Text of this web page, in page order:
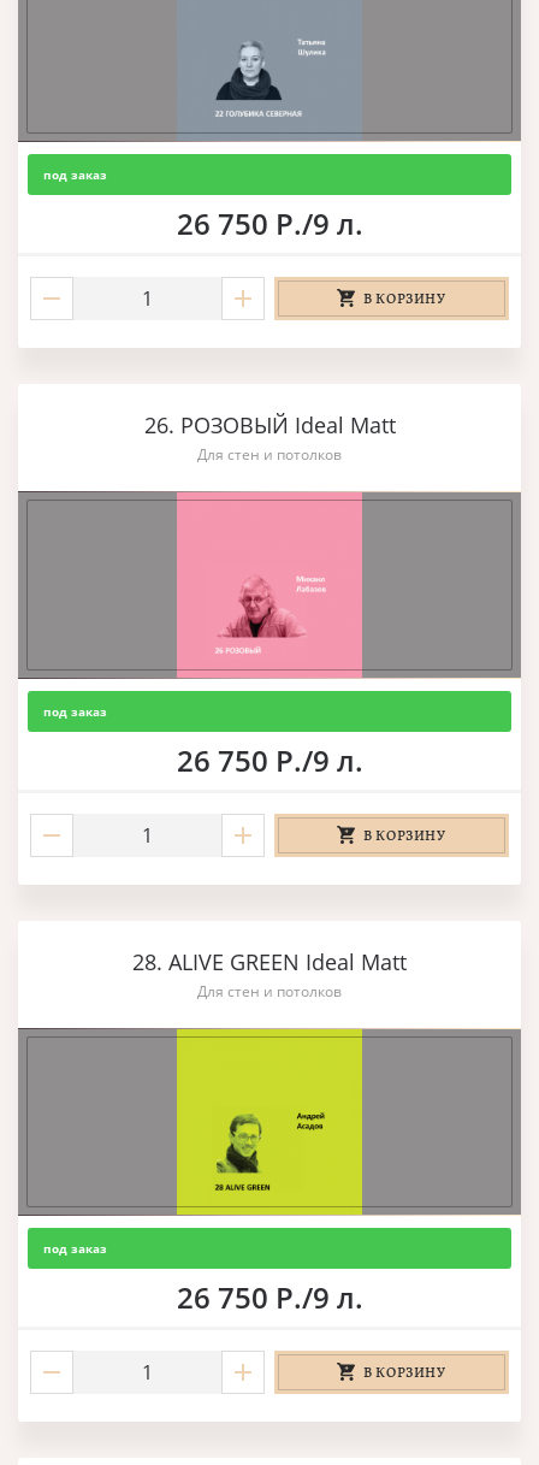
под заказ
26 750 Р./9 л.
В КОРЗИНУ
26. РОЗОВЫЙ Ideal Matt
Для стен и потолков
под заказ
26 750 Р./9 л.
В КОРЗИНУ
28. ALIVE GREEN Ideal Matt
Для стен и потолков
под заказ
26 750 Р./9 л.
В КОРЗИНУ